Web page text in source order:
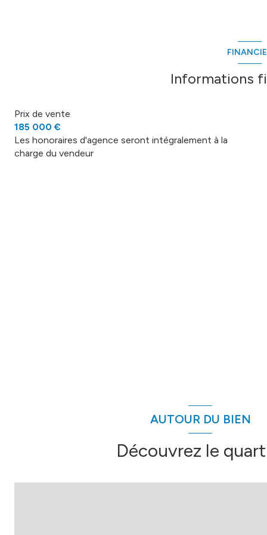
Informations
Prix de vente
185 000 €
Les honoraires d'agence seront intégralement à la
charge du vendeur
AUTOUR DU BIEN
Découvrez le